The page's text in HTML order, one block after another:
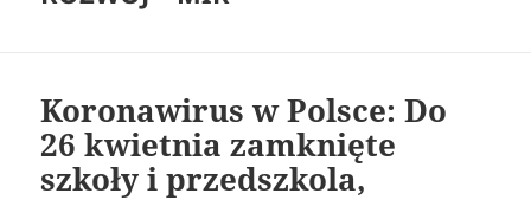
Koronawirus w Polsce: Do
26 kwietnia zamknięte
szkoły i przedszkola,